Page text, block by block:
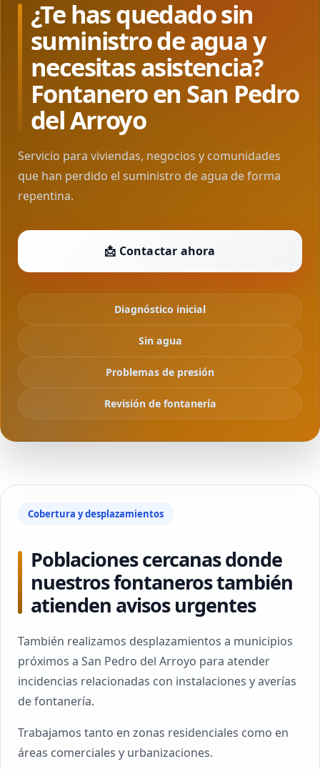
¿Te has quedado sin
suministro de agua y
necesitas asistencia?
Fontanero en San Pedro
del Arroyo
Servicio para viviendas, negocios y comunidades
que han perdido el suministro de agua de forma
repentina.
📩 Contactar ahora
Diagnóstico inicial
Sin agua
Problemas de presión
Revisión de fontanería
Cobertura y desplazamientos
Poblaciones cercanas donde
nuestros fontaneros también
atienden avisos urgentes
También realizamos desplazamientos a municipios
próximos a San Pedro del Arroyo para atender
incidencias relacionadas con instalaciones y averías
de fontanería.
Trabajamos tanto en zonas residenciales como en
áreas comerciales y urbanizaciones.